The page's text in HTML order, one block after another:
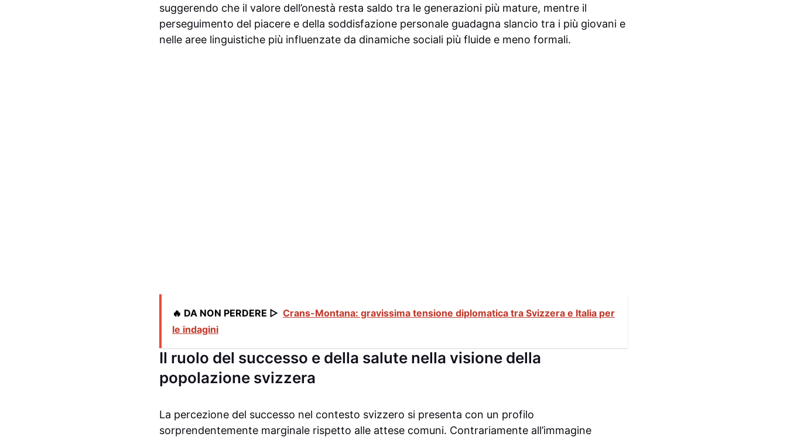
suggerendo che il valore dell’onestà resta saldo tra le generazioni più mature, mentre il
perseguimento del piacere e della soddisfazione personale guadagna slancio tra i più giovani e
nelle aree linguistiche più influenzate da dinamiche sociali più fluide e meno formali.
🔥 DA NON PERDERE ▷ Crans-Montana: gravissima tensione diplomatica tra Svizzera e Italia per
le indagini
Il ruolo del successo e della salute nella visione della
popolazione svizzera
La percezione del successo nel contesto svizzero si presenta con un profilo
sorprendentemente marginale rispetto alle attese comuni. Contrariamente all’immagine